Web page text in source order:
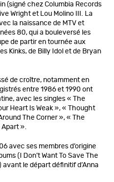
(signé chez Columbia Records
Wright et Lou Molino III. La
la naissance de MTV et
80, qui a bouleversé les
de partir en tournée aux
Kinks, de Billy Idol et de Bryan
de croître, notamment en
entre 1986 et 1990 ont
avec les singles « The
Heart Is Weak », « Thought
The Corner », « The
».
avec ses membres d’origine
(I Don’t Want To Save The
avant le départ définitif d’Anna